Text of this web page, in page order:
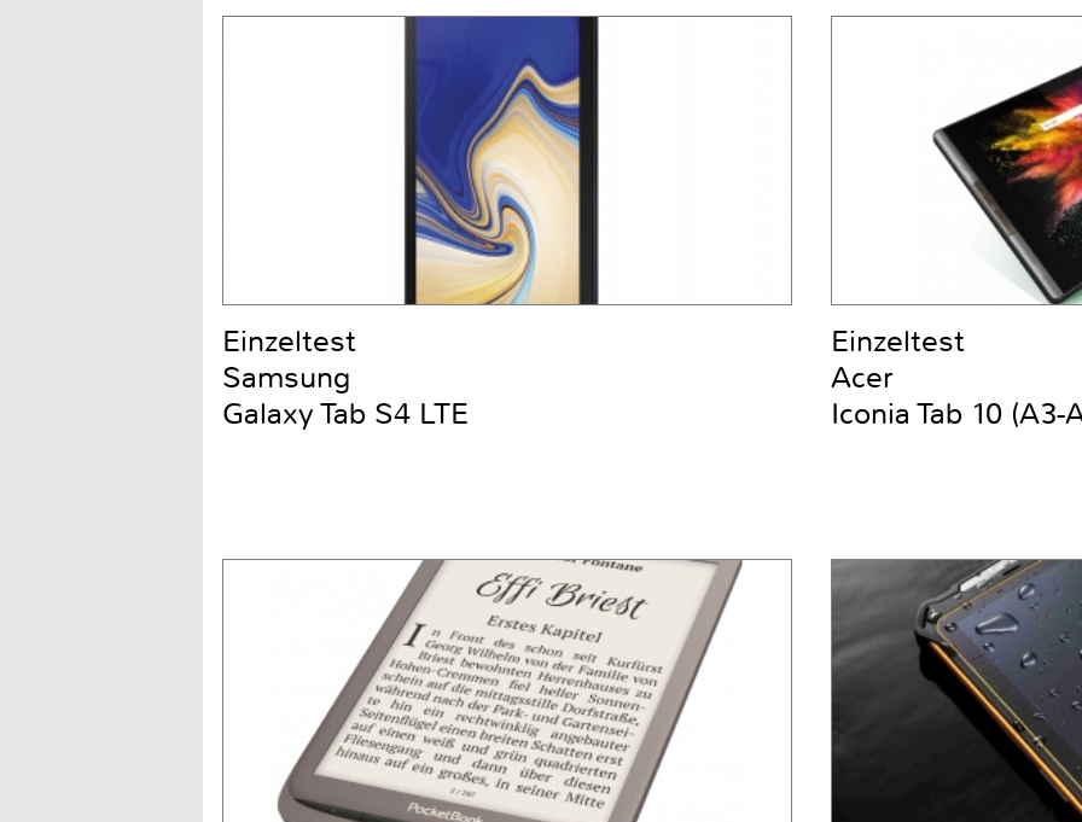
Einzeltest
Samsung
Galaxy Tab S4 LTE
Einzeltest
Acer
Iconia Tab 10 (A3-